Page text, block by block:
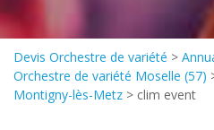
Devis Orchestre de variété >
Orchestre de variété Moselle (57)
Montigny-lès-Metz > clim event